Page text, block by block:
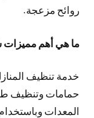
روائح مزعجة.
ما هي أهم مميزات
خدمة تنظيف
حمامات وتنظيف
المعدات